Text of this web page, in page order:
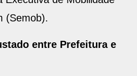
(Semob).
entre Prefeitura e